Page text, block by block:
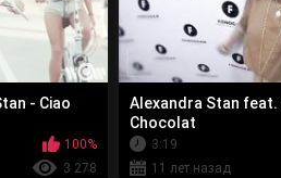
- Ciao
100%
3 278
Alexandra Stan
Chocolat
3:19
11 лет назад